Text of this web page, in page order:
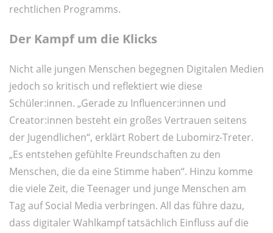
rechtlichen Programms.
Der Kampf um die Klicks
Nicht alle jungen Menschen begegnen Digitalen Medien
jedoch so kritisch und reflektiert wie diese
Schüler:innen. „Gerade zu Influencer:innen und
Creator:innen besteht ein großes Vertrauen seitens
der Jugendlichen“, erklärt Robert de Lubomirz-Treter.
„Es entstehen gefühlte Freundschaften zu den
Menschen, die da eine Stimme haben“. Hinzu komme
die viele Zeit, die Teenager und junge Menschen am
Tag auf Social Media verbringen. All das führe dazu,
dass digitaler Wahlkampf tatsächlich Einfluss auf die